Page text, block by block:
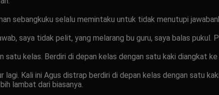
sebangkuku selalu memintaku untuk tidak menutupi
saya tidak pelit, yang melarang bu guru, saya balas pukul.
kelas. Berdiri di depan kelas dengan satu kaki diangkat
lagi. Kali ini Agus distrap berdiri di depan kelas dengan satu
lambat dari biasanya.